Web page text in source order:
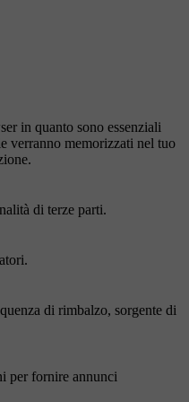
in quanto sono essenziali
verranno memorizzati nel tuo
di terze parti.
di rimbalzo, sorgente di
per fornire annunci